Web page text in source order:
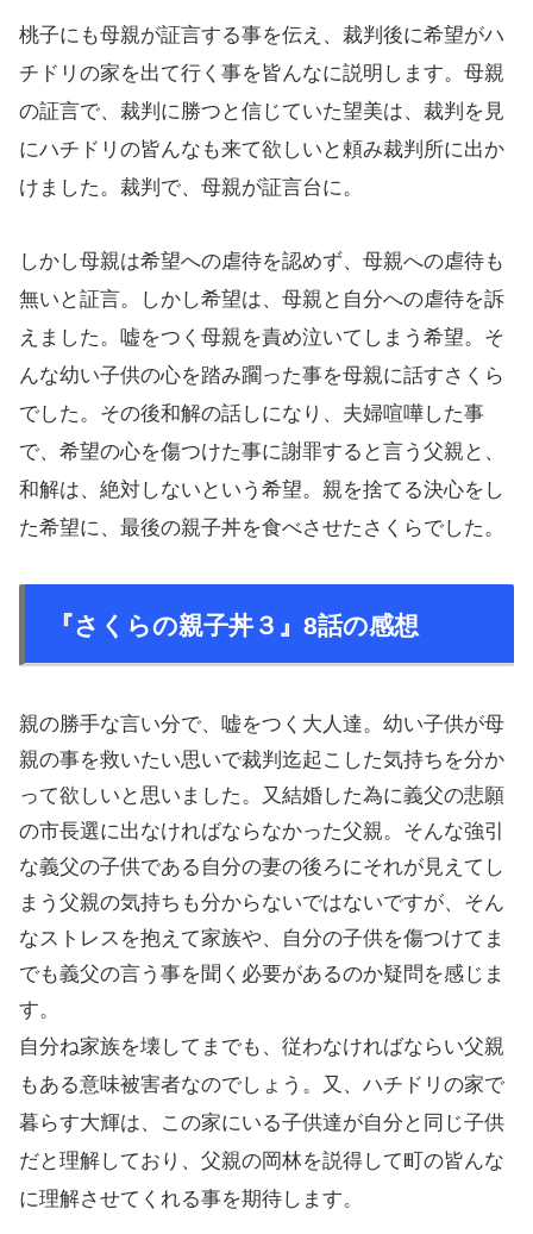
桃子にも母親が証言する事を伝え、裁判後に希望がハ
チドリの家を出て行く事を皆んなに説明します。母親
の証言で、裁判に勝つと信じていた望美は、裁判を見
にハチドリの皆んなも来て欲しいと頼み裁判所に出か
けました。裁判で、母親が証言台に。
しかし母親は希望への虐待を認めず、母親への虐待も
無いと証言。しかし希望は、母親と自分への虐待を訴
えました。嘘をつく母親を責め泣いてしまう希望。そ
んな幼い子供の心を踏み躙った事を母親に話すさくら
でした。その後和解の話しになり、夫婦喧嘩した事
で、希望の心を傷つけた事に謝罪すると言う父親と、
和解は、絶対しないという希望。親を捨てる決心をし
た希望に、最後の親子丼を食べさせたさくらでした。
『さくらの親子丼３』8話の感想
親の勝手な言い分で、嘘をつく大人達。幼い子供が母
親の事を救いたい思いで裁判迄起こした気持ちを分か
って欲しいと思いました。又結婚した為に義父の悲願
の市長選に出なければならなかった父親。そんな強引
な義父の子供である自分の妻の後ろにそれが見えてし
まう父親の気持ちも分からないではないですが、そん
なストレスを抱えて家族や、自分の子供を傷つけてま
でも義父の言う事を聞く必要があるのか疑問を感じま
す。
自分ね家族を壊してまでも、従わなければならい父親
もある意味被害者なのでしょう。又、ハチドリの家で
暮らす大輝は、この家にいる子供達が自分と同じ子供
だと理解しており、父親の岡林を説得して町の皆んな
に理解させてくれる事を期待します。